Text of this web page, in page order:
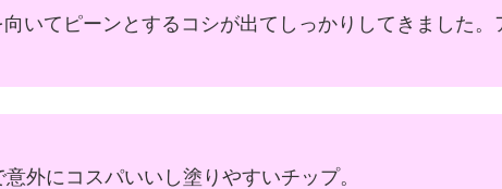
いてピーンとするコシが出てしっかりしてきました。
外にコスパいいし塗りやすいチップ。